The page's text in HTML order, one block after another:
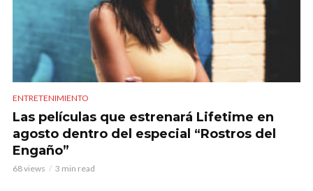
ENTRETENIMIENTO
Las películas que estrenará Lifetime en
agosto dentro del especial “Rostros del
Engaño”
68 views 3 min read